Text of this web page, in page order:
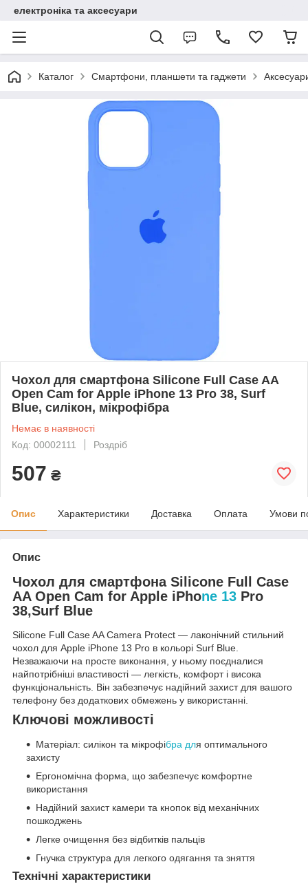
електроніка та аксесуари
Каталог Смартфони, планшети та гаджети
Чохол для смартфона Silicone Full Case AA
Open Cam for Apple iPhone 13 Pro 38, Surf
Blue, силікон, мікрофібра
Немає в наявності
Код: 00002111
Роздріб
507 ₴
Опис Характеристики Доставка Оплата Умови
Опис
Чохол для смартфона Silicone Full Case
AA Open Cam for Apple iPhone 13 Pro
38,Surf Blue
Silicone Full Case AA Camera Protect — лаконічний стильний
чохол для Apple iPhone 13 Pro в кольорі Surf Blue.
Незважаючи на просте виконання, у ньому поєдналися
найпотрібніші властивості — легкість, комфорт і висока
функціональність. Він забезпечує надійний захист для вашого
телефону без додаткових обмежень у використанні.
Ключові можливості
Матеріал: силікон та мікрофібра для оптимального
захисту
Ергономічна форма, що забезпечує комфортне
використання
Надійний захист камери та кнопок від механічних
пошкоджень
Легке очищення без відбитків пальців
Гнучка структура для легкого одягання та зняття
Технічні характеристики